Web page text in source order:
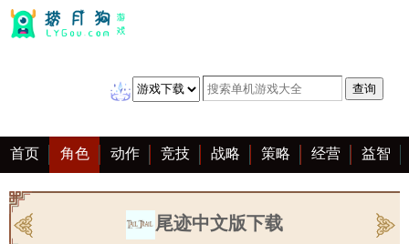
首页 角色 动作 竞技 战略 策略 经营 益智
冒险 棋牌 赛车 音乐 恋爱 单机 大全
尾迹中文版下载